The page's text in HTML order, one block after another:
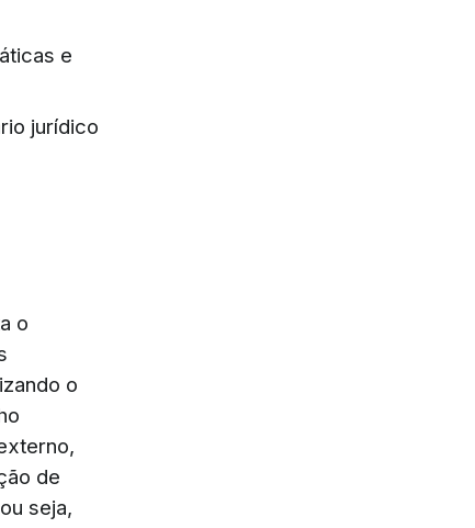
e
jurídico
o
o
de
seja,